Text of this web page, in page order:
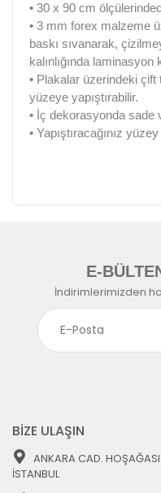
• 30 x 90 cm
• 3 mm forex malzeme
baskı sıvanarak,
kalınlığında
• Plakalar üzerindeki çift
yüzeye yapıştırabilir.
• İç dekorasyonda sade
• Yapıştıracağınız
E-
İndirimlerimizden
BİZE ULAŞIN
ANKARA CAD.
İSTANBUL